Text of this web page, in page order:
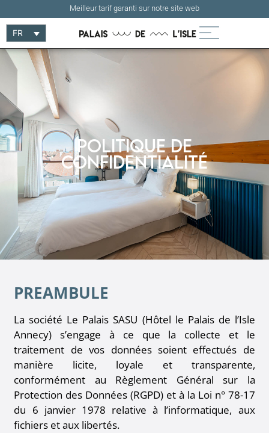
Meilleur tarif garanti sur notre site web
FR
Politique de
confidentialité
PREAMBULE
La société Le Palais SASU (Hôtel le Palais de l’Isle
Annecy) s’engage à ce que la collecte et le
traitement de vos données soient effectués de
manière licite, loyale et transparente,
conformément au Règlement Général sur la
Protection des Données (RGPD) et à la Loi n° 78-17
du 6 janvier 1978 relative à l’informatique, aux
fichiers et aux libertés.